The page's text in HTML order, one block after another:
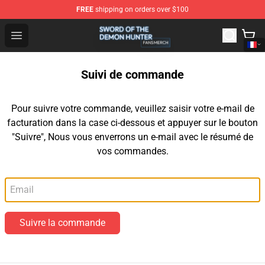
FREE shipping on orders over $100
Open menu
Sword Of The Demon Hunter Shop - Official Sword Of
Suivi de commande
Pour suivre votre commande, veuillez saisir votre e-mail de
facturation dans la case ci-dessous et appuyer sur le bouton
"Suivre", Nous vous enverrons un e-mail avec le résumé de
vos commandes.
Suivre la commande